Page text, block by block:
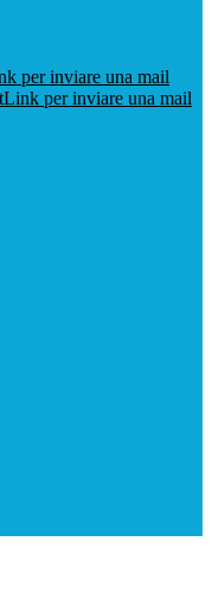
per inviare una mail
Link per inviare una mail